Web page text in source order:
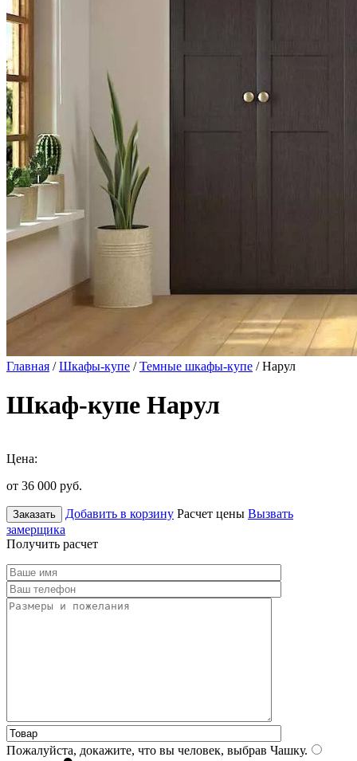
Главная /Шкафы-купе /Темные шкафы-купе / Нарул
Шкаф-купе Нарул
Цена:
от 36 000 руб.
Заказать Добавить в корзину Расчет цены Вызвать
замерщика
Получить расчет
Пожалуйста, докажите, что вы человек, выбрав Чашку.